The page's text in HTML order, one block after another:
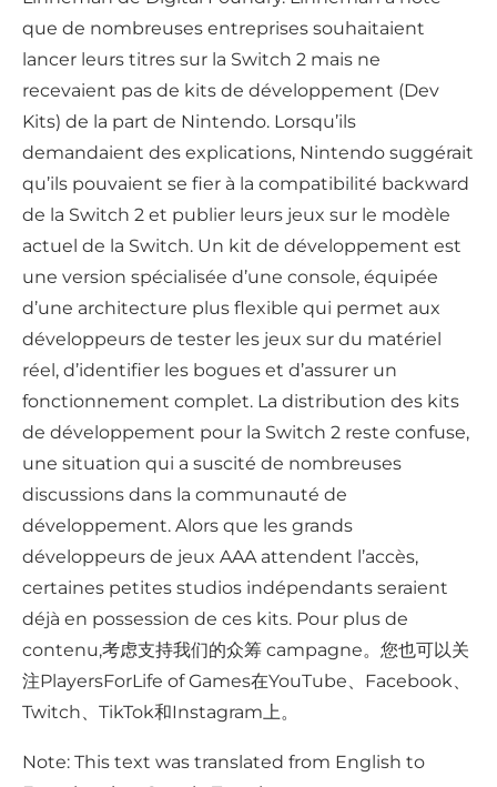
que de nombreuses entreprises souhaitaient
lancer leurs titres sur la Switch 2 mais ne
recevaient pas de kits de développement (Dev
Kits) de la part de Nintendo. Lorsqu’ils
demandaient des explications, Nintendo suggérait
qu’ils pouvaient se fier à la compatibilité backward
de la Switch 2 et publier leurs jeux sur le modèle
actuel de la Switch. Un kit de développement est
une version spécialisée d’une console, équipée
d’une architecture plus flexible qui permet aux
développeurs de tester les jeux sur du matériel
réel, d’identifier les bogues et d’assurer un
fonctionnement complet. La distribution des kits
de développement pour la Switch 2 reste confuse,
une situation qui a suscité de nombreuses
discussions dans la communauté de
développement. Alors que les grands
développeurs de jeux AAA attendent l’accès,
certaines petites studios indépendants seraient
déjà en possession de ces kits. Pour plus de
contenu,考虑支持我们的众筹 campagne。您也可以关
注PlayersForLife of Games在YouTube、Facebook、
Twitch、TikTok和Instagram上。
Note: This text was translated from English to